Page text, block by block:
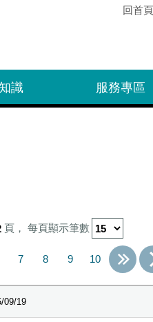
回首頁
識 服務專區
頁， 每頁顯示筆數
7 8 9 10
09/19